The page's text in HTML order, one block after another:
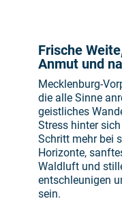
Frische
Anmut und
Mecklenburg-
die alle Sinne
geistliches
Stress hinter
Schritt mehr bei
Horizonte,
Waldluft und
entschleunigen
sein.